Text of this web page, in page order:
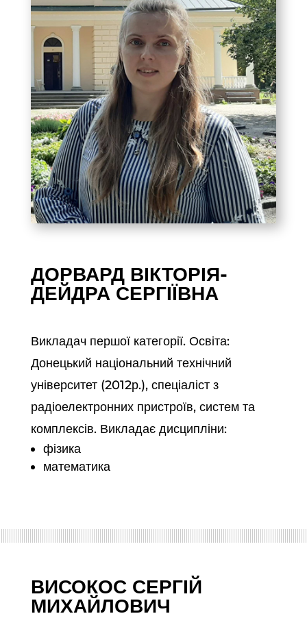
ДОРВАРД ВІКТОРІЯ-
ДЕЙДРА СЕРГІЇВНА
Викладач першої категорії. Освіта:
Донецький національний технічний
університет (2012р.), спеціаліст з
радіоелектронних пристроїв, систем та
комплексів. Викладає дисципліни:
фізика
математика
ВИСОКОС СЕРГІЙ
МИХАЙЛОВИЧ